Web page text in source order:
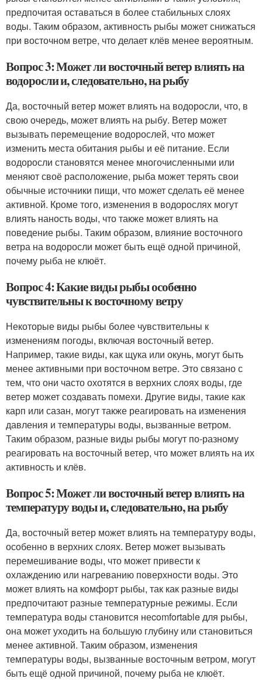
предпочитая оставаться в более стабильных слоях
воды. Таким образом, активность рыбы может снижаться
при восточном ветре, что делает клёв менее вероятным.
Вопрос 3: Может ли восточный ветер влиять на
водоросли и, следовательно, на рыбу
Да, восточный ветер может влиять на водоросли, что, в
свою очередь, может влиять на рыбу. Ветер может
вызывать перемещение водорослей, что может
изменить места обитания рыбы и её питание. Если
водоросли становятся менее многочисленными или
меняют своё расположение, рыба может терять свои
обычные источники пищи, что может сделать её менее
активной. Кроме того, изменения в водорослях могут
влиять наность воды, что также может влиять на
поведение рыбы. Таким образом, влияние восточного
ветра на водоросли может быть ещё одной причиной,
почему рыба не клюёт.
Вопрос 4: Какие виды рыбы особенно
чувствительны к восточному ветру
Некоторые виды рыбы более чувствительны к
изменениям погоды, включая восточный ветер.
Например, такие виды, как щука или окунь, могут быть
менее активными при восточном ветре. Это связано с
тем, что они часто охотятся в верхних слоях воды, где
ветер может создавать помехи. Другие виды, такие как
карп или сазан, могут также реагировать на изменения
давления и температуры воды, вызванные ветром.
Таким образом, разные виды рыбы могут по-разному
реагировать на восточный ветер, что может влиять на их
активность и клёв.
Вопрос 5: Может ли восточный ветер влиять на
температуру воды и, следовательно, на рыбу
Да, восточный ветер может влиять на температуру воды,
особенно в верхних слоях. Ветер может вызывать
перемешивание воды, что может привести к
охлаждению или нагреванию поверхности воды. Это
может влиять на комфорт рыбы, так как разные виды
предпочитают разные температурные режимы. Если
температура воды становится неcomfortable для рыбы,
она может уходить на большую глубину или становиться
менее активной. Таким образом, изменения
температуры воды, вызванные восточным ветром, могут
быть ещё одной причиной, почему рыба не клюёт.